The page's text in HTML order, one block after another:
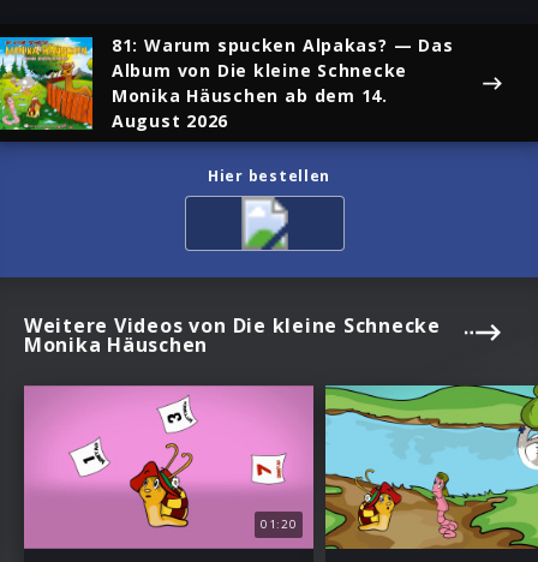
81: Warum spucken Alpakas? — Das
Album von Die kleine Schnecke
Monika Häuschen ab dem 14.
August 2026
Hier bestellen
Weitere Videos von Die kleine Schnecke
Monika Häuschen
01:20